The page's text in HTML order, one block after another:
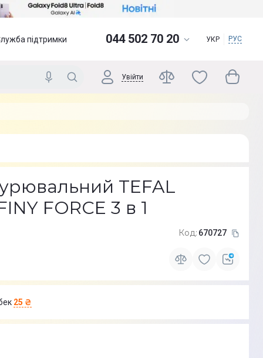
підтримки 044 502 70 20 УКР РУС
Увійти
TEFAL
FORCE 3 в 1
Код: 670727
25 ₴